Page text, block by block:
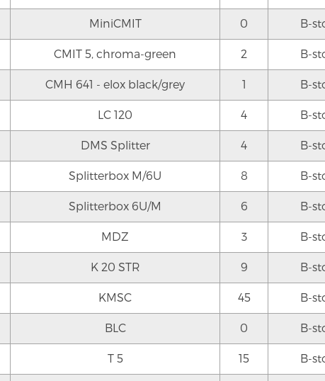
MiniCMIT 0 B-
CMIT 5, chroma-green 2 B-
CMH 641 - elox black/grey 1 B-
LC 120 4 B-
DMS Splitter 4 B-
Splitterbox M/6U 8 B-
Splitterbox 6U/M 6 B-
MDZ 3 B-
K 20 STR 9 B-
KMSC 45 B-
BLC 0 B-
T 5 15 B-